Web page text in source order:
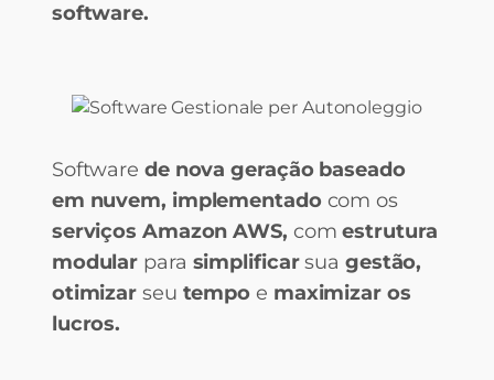
software.
Software de nova geração baseado
em nuvem, implementado com os
serviços Amazon AWS, comestrutura
modular para simplificarsua gestão,
otimizar seu tempo e maximizar os
lucros.